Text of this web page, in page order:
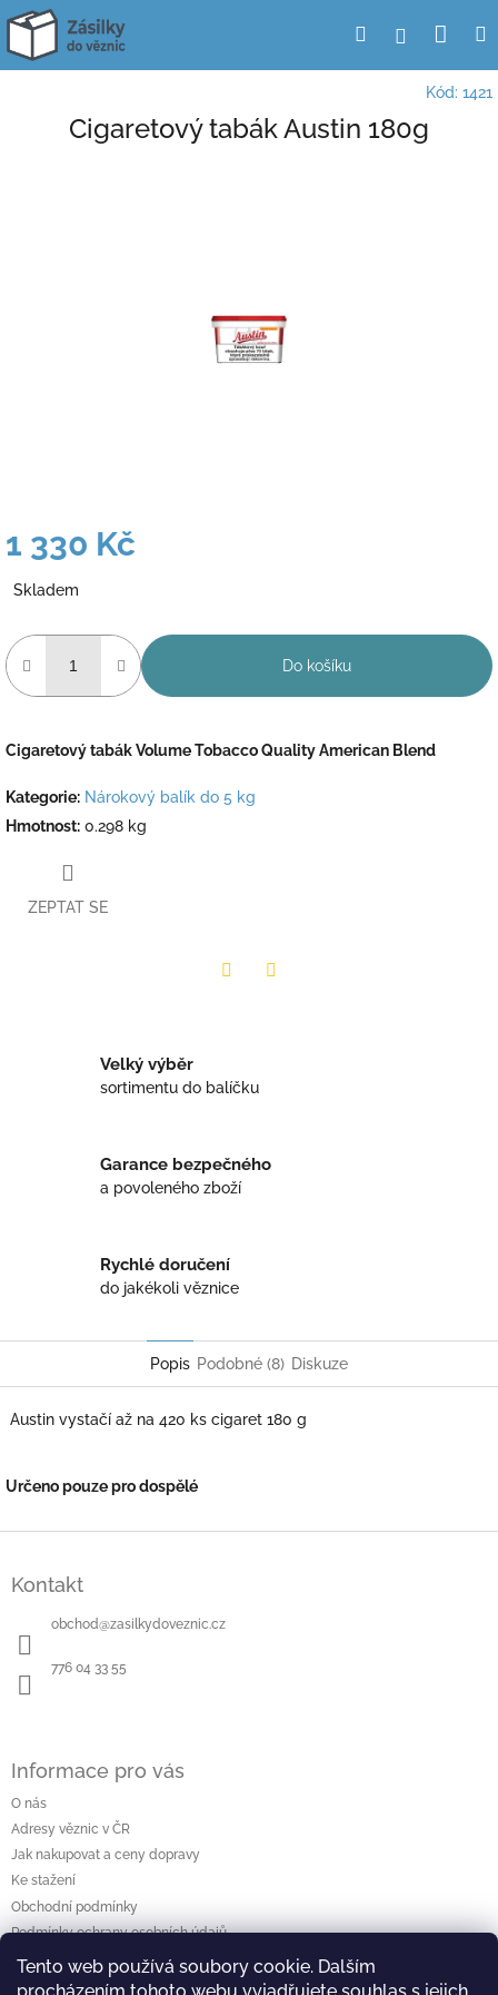
Tento web používá soubory cookie. Dalším
Přejít
obsah
HledatPřihlášení
Kód: 1421
Cigaretový tabák Austin 180g
1 330 Kč
cena:
Skladem
Do košíku
Cigaretový tabák Volume Tobacco Quality American Blend
Kategorie: Nárokový balík do 5 kg
Hmotnost: 0.298 kg
ZEPTAT SE
Velký výběr
sortimentu do balíčku
Garance bezpečného
a povoleného zboží
Rychlé doručení
do jakékoli věznice
Popis Podobné (8) Diskuze
Austin vystačí až na 420 ks cigaret 180 g
Určeno pouze pro dospělé
Kontakt
obchod@zasilkydoveznic.cz
776 04 33 55
Informace pro vás
O nás
Adresy věznic v ČR
Jak nakupovat a ceny dopravy
Ke stažení
Obchodní podmínky
Podmínky ochrany osobních údajů